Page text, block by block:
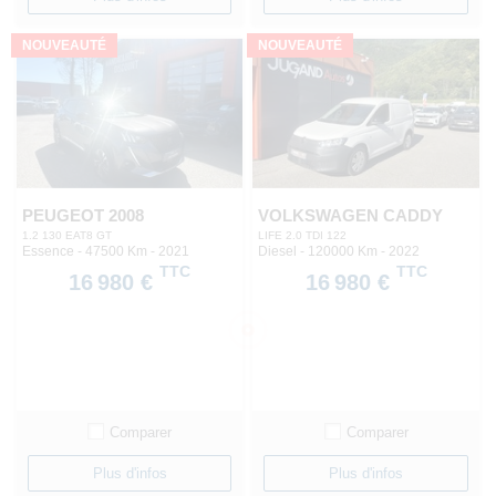
NOUVEAUTÉ
PEUGEOT 2008
1.2 130 EAT8 GT
Essence - 47500 Km - 2021
16 980 € TTC
Comparer
Plus d'infos
NOUVEAUTÉ
VOLKSWAGEN CADDY
LIFE 2.0 TDI 122
Diesel - 120000 Km - 2022
16 980 € TTC
Comparer
Plus d'infos